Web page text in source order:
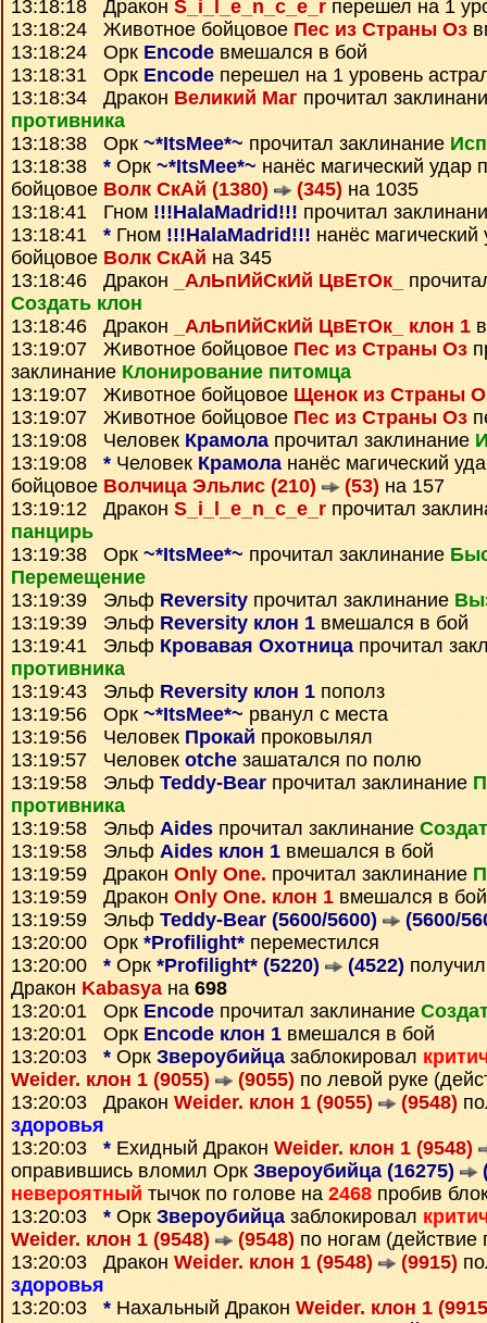
13:18:18 Дракон S_i_l_e_n_c_e_r перешел на 1
13:18:24 Животное бойцовое Пес из Страны Оз
13:18:24 Орк Encode вмешался в бой
13:18:31 Орк Encode перешел на 1 уровень
13:18:34 Дракон Великий Маг прочитал
противника
13:18:38 Орк ~*ItsMee*~ прочитал заклинание
13:18:38 * Орк ~*ItsMee*~ нанёс магический удар
бойцовое Волк СкАй (1380) (345) на 1035
13:18:41 Гном !!!HalaMadrid!!! прочитал
13:18:41 * Гном !!!HalaMadrid!!! нанёс
бойцовое Волк СкАй на 345
13:18:46 Дракон
_АлЬпИйСкИй ЦвЕтОк_
Создать клон
13:18:46 Дракон
_АлЬпИйСкИй ЦвЕтОк_ клон 1
13:19:07 Животное бойцовое Пес из Страны Оз
заклинание Клонирование питомца
13:19:07 Животное бойцовое Щенок из Страны
13:19:07 Животное бойцовое Пес из Страны Оз
13:19:08 Человек Крамола прочитал заклинание
13:19:08 * Человек Крамолананёс магический
бойцовое Волчица Эльлис (210) (53) на 157
13:19:12 Дракон S_i_l_e_n_c_e_r прочитал
панцирь
13:19:38 Орк ~*ItsMee*~ прочитал заклинание
Перемещение
13:19:39 Эльф Reversity прочитал заклинание
13:19:39 Эльф Reversity клон 1 вмешался в бой
13:19:41 Эльф Кровавая Охотницапрочитал
противника
13:19:43 Эльф Reversity клон 1 пополз
13:19:56 Орк ~*ItsMee*~ рванул с места
13:19:56 Человек Прокай проковылял
13:19:57 Человек otche зашатался по полю
13:19:58 Эльф Teddy-Bear прочитал заклинание
противника
13:19:58 Эльф Aides прочитал заклинание
13:19:58 Эльф Aides клон 1 вмешался в бой
13:19:59 Дракон Only One. прочитал заклинание
13:19:59 Дракон Only One. клон 1 вмешался в бой
13:19:59 Эльф Teddy-Bear (5600/5600)
(5600/
13:20:00 Орк *Profilight* переместился
13:20:00 * Орк *Profilight* (5220) (4522)
Дракон Kabasyaна 698
13:20:01 Орк Encode прочитал заклинание
13:20:01 Орк Encode клон 1 вмешался в бой
13:20:03 * Орк Звероубийцазаблокировал
Weider. клон 1 (9055)
(9055) по левой руке
13:20:03 Дракон Weider. клон 1 (9055) (9548)
здоровья
13:20:03 * Ехидный Дракон Weider. клон 1 (9548)
оправившись вломил Орк Звероубийца (16275)
невероятный тычок по голове на 2468 пробив
13:20:03 * Орк Звероубийцазаблокировал
Weider. клон 1 (9548)
(9548) по ногам (действие
13:20:03 Дракон Weider. клон 1 (9548) (9915)
здоровья
13:20:03 * Нахальный Дракон Weider. клон 1